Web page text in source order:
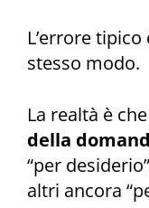
L’errore
stesso modo.
La realtà è
della
“per
altri ancora